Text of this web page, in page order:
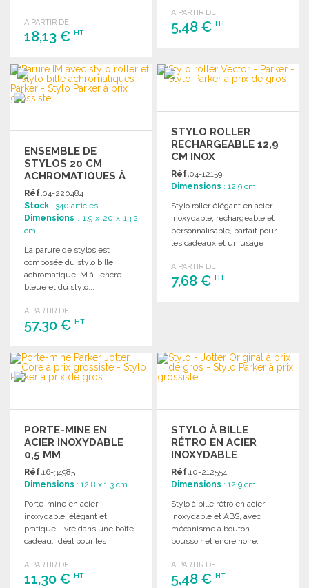
A PARTIR DE
18,13 € HT
COMMANDER
Demander un devis
A PARTIR DE
5,48 €HT
Demander un devis
ENSEMBLE DE
STYLOS 20 CM
ACHROMATIQUES À
PRIX DE GROS
Réf.04-220484
Stock : 340 articles
Dimensions : 1.9 x 20 x 13.2
cm
La parure de stylos est
composée du stylo bille
achromatique IM à l'encre
bleue et du stylo...
A PARTIR DE
57,30 € HT
COMMANDER
Demander un devis
STYLO ROLLER
RECHARGEABLE 12,9
CM INOX
Réf.04-12159
Dimensions : 12.9 cm
Stylo roller élégant en acier
inoxydable, rechargeable et
personnalisable, parfait pour
les cadeaux et un usage
Ø 1 cm.
A PARTIR DE
7,68 €HT
PORTE-MINE EN
ACIER INOXYDABLE
0,5 MM
Réf.16-34985
Dimensions : 12.8 x 1.3 cm
Porte-mine en acier
inoxydable, élégant et
pratique, livré dans une boîte
cadeau. Idéal pour les
étudiants.
A PARTIR DE
11,30 € HT
STYLO À BILLE
RÉTRO EN ACIER
INOXYDABLE
Réf.10-212554
Dimensions : 12.9 cm
Stylo à bille rétro en acier
inoxydable et ABS, avec
mécanisme à bouton-
poussoir et encre noire.
individuelle.
A PARTIR DE
5,48 €HT